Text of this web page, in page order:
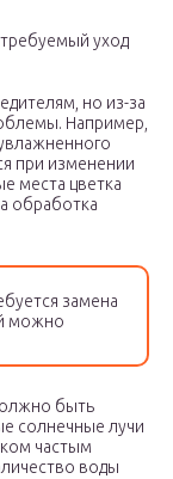
уход
но из-за
Например,
при изменении
места цветка
обработка
замена
можно
быть
солнечные лучи
частым
воды